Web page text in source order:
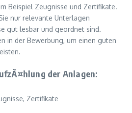
Beispiel Zeugnisse und Zertifikate.
nur relevante Unterlagen
gut lesbar und geordnet sind.
in der Bewerbung, um einen guten
der Anlagen:
Zertifikate